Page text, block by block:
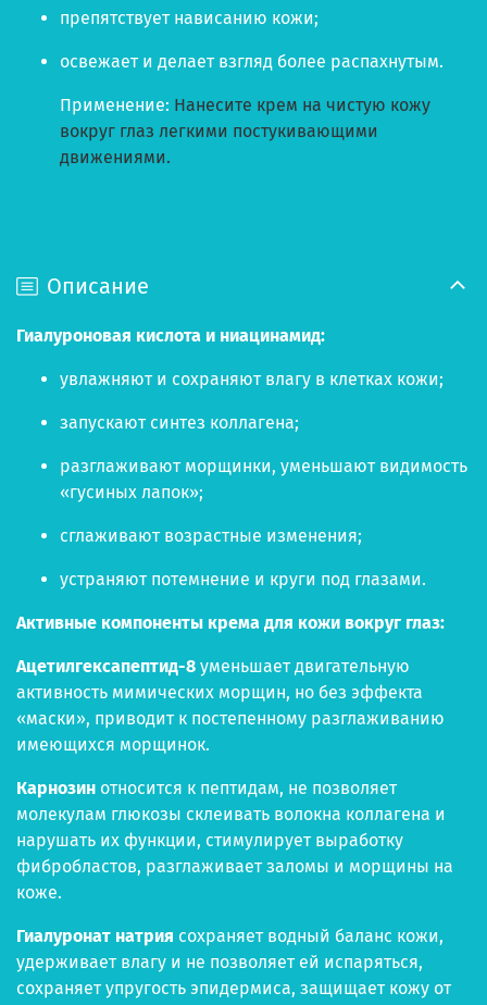
препятствует нависанию кожи;
освежает и делает взгляд более распахнутым.
Применение: Нанесите крем на чистую кожу
вокруг глаз легкими постукивающими
движениями.
Описание
Гиалуроновая кислота и ниацинамид:
увлажняют и сохраняют влагу в клетках кожи;
запускают синтез коллагена;
разглаживают морщинки, уменьшают видимость
«гусиных лапок»;
сглаживают возрастные изменения;
устраняют потемнение и круги под глазами.
Активные компоненты крема для кожи вокруг глаз:
Ацетилгексапептид-8 уменьшает двигательную
активность мимических морщин, но без эффекта
«маски», приводит к постепенному разглаживанию
имеющихся морщинок.
Карнозин относится к пептидам, не позволяет
молекулам глюкозы склеивать волокна коллагена и
нарушать их функции, стимулирует выработку
фибробластов, разглаживает заломы и морщины на
коже.
Гиалуронат натрия сохраняет водный баланс кожи,
удерживает влагу и не позволяет ей испаряться,
сохраняет упругость эпидермиса, защищает кожу от